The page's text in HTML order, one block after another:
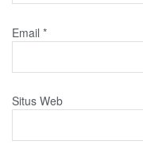
Email *
Situs Web